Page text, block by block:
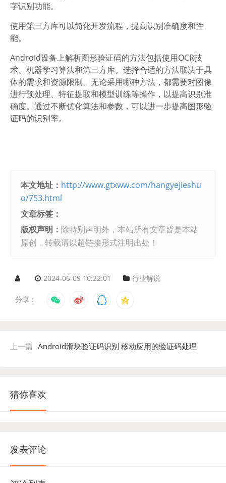
字识别功能。
使用第三方库可以简化开发流程，提高识别准确度和性
能。
Android设备上解析图形验证码的方法包括使用OCR技
术、机器学习算法和第三方库。选择合适的方法取决于具
体的需求和资源限制。无论采用哪种方法，都需要对图像
进行预处理、特征提取和模型训练等操作，以提高识别准
确度。通过不断优化算法和参数，可以进一步提高图形验
证码的识别率。
本文地址： http://www.gtxww.com/hangyejieshu
o/753.html
文章标签：
版权声明： 除特别声明外，本站所有文章皆是本站
原创，转载请以超链接形式注明出处！
2024-06-09 10:32:01 行业解说
分享：
上一篇 Android滑块验证码识别 移动应用的验证码处理
猜你喜欢
发表评论